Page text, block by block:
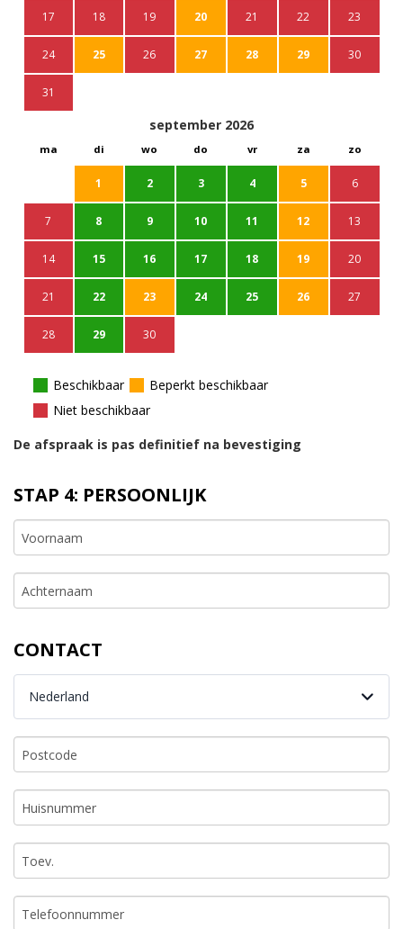
17 18 19 20 21 22 23
24 25 26 27 28 29 30
31
september 2026
ma di wo do vr za zo
1 2 3 4 5 6
7 8 9 10 11 12 13
14 15 16 17 18 19 20
21 22 23 24 25 26 27
28 29 30
Beschikbaar
Beperkt beschikbaar
Niet beschikbaar
De afspraak is pas definitief na bevestiging
STAP 4: PERSOONLIJK
CONTACT
Nederland